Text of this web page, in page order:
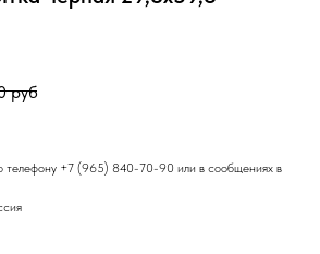
руб
телефону +7 (965) 840-70-90 или в сообщениях в